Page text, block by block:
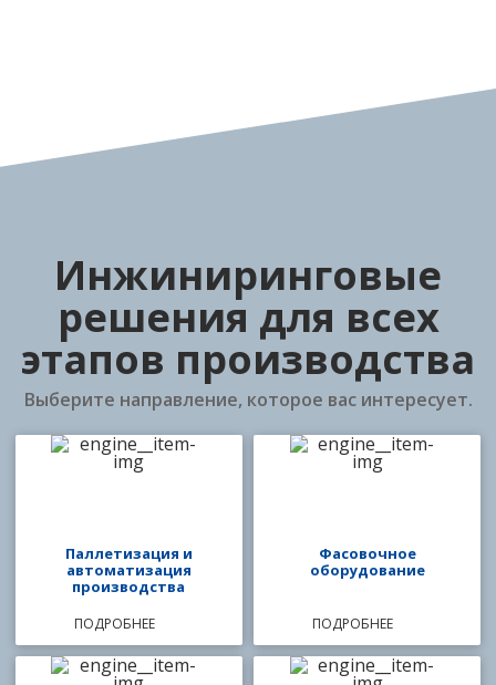
Инжиниринговые
решения для всех
этапов производства
Выберите направление, которое вас интересует.
Паллетизация и
автоматизация
производства
ПОДРОБНЕЕ
Фасовочное
оборудование
ПОДРОБНЕЕ